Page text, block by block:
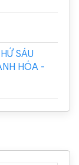
SÁU
HÓA -